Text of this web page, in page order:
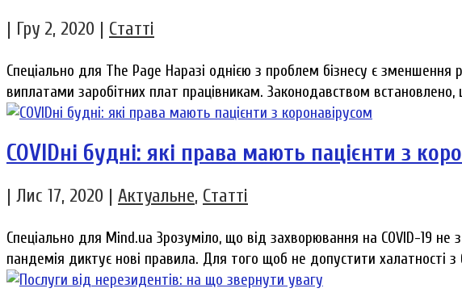
| Гру 2, 2020 | Статті
Спеціально для The Page Наразі однією з проблем бізнесу є зменшення
виплатами заробітних плат працівникам. Законодавством
COVIDні будні: які права мають пацієнти з
| Лис 17, 2020 | Актуальне, Статті
Спеціально для Mind.ua Зрозуміло, що від захворювання на COVID-19
пандемія диктує нові правила. Для того щоб не допустити халатності з